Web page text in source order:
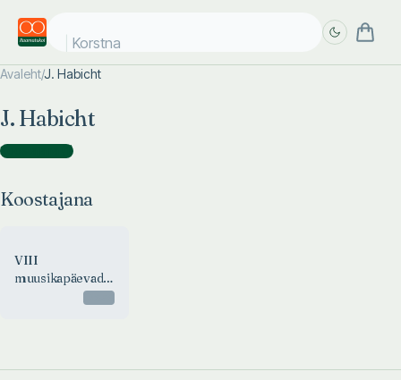
Korstna j
Avaleht/J. Habicht
J. Habicht
Koostajana )
Koostajana
VIII
muusikapäevad